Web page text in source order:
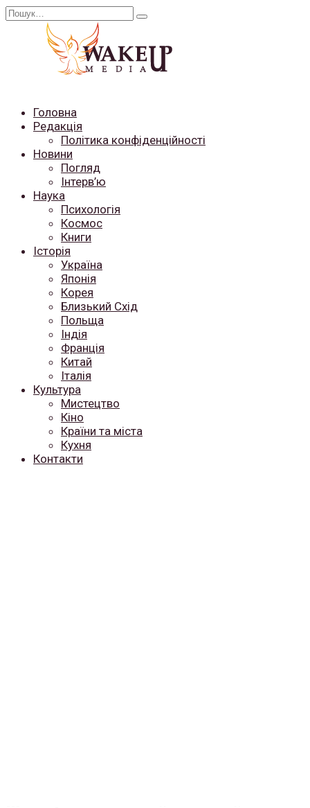
Перейти
Search
Головна
Редакція
Політика конфіденційності
Новини
Погляд
Інтерв’ю
Наука
Психологія
Космос
Книги
Історія
Україна
Японія
Корея
Близький Схід
Польща
Індія
Франція
Китай
Італія
Культура
Мистецтво
Кіно
Країни та міста
Кухня
Контакти